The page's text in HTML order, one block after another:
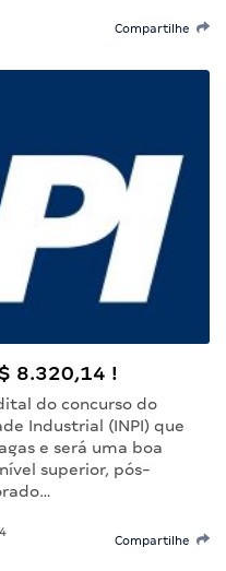
Compartilhe
8.320,14 !
do concurso do
Industrial (INPI) que
e será uma boa
superior, pós-
Compartilhe